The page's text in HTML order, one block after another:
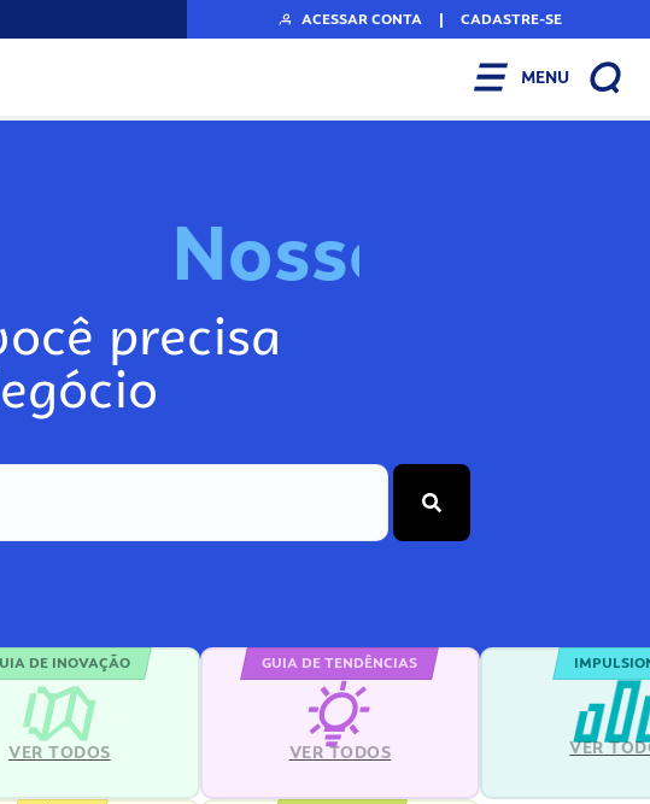
ACESSAR CONTA | CADASTRE-SE
MENU
Nosso
precisa
DE INOVAÇÃO
VER TODOS
GUIA DE TENDÊNCIAS
VER TODOS VER